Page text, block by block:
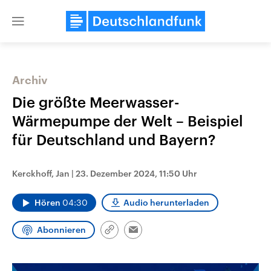
Close
Landtagswahl Sachsen-Anhalt
2026
Alle Informationen
Sachsen-Anhalt wählt am 6.
Bundesland von einer Koalition aus
USA
mit großem Einfluss auf
Archiv
Die größte Meerwasser-
Wärmepumpe der Welt – Beispiel
für Deutschland und Bayern?
Kerckhoff, Jan | 23. Dezember 2024, 11:50 Uhr
Hören 04:30 Audio herunterladen
Abonnieren
Link
Email